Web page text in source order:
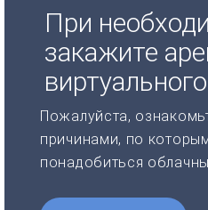
При
закажите
Пожалуйста,
причинами, по
понадобиться